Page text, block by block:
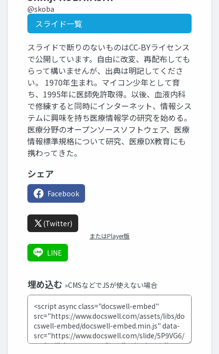
@skoba
スライド一覧
スライドで断りのないものはCC-BYライセンス
で公開しています。自由に改変、再配布しても
らって構いませんが、出典は明記してくださ
い。 1970年生まれ。マイコン少年として育
ち、1995年に医師免許取得。以後、血液内科
で修練すると同時にインターネット、情報シス
テムに興味を持ち医療情報学の研究を始める。
医療分野のオープンソースソフトウェア、医療
情報標準規格について研究、医療DX教育にも
携わってきた。
シェア
Facebook
(Twitter)
またはPlayer版
LINE
埋め込む »CMSなどでJSが使えない場合